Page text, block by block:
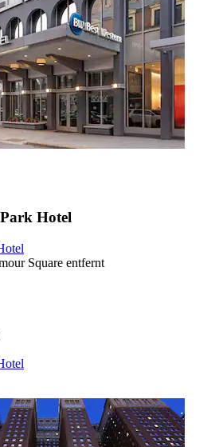
Hotel
Square entfernt